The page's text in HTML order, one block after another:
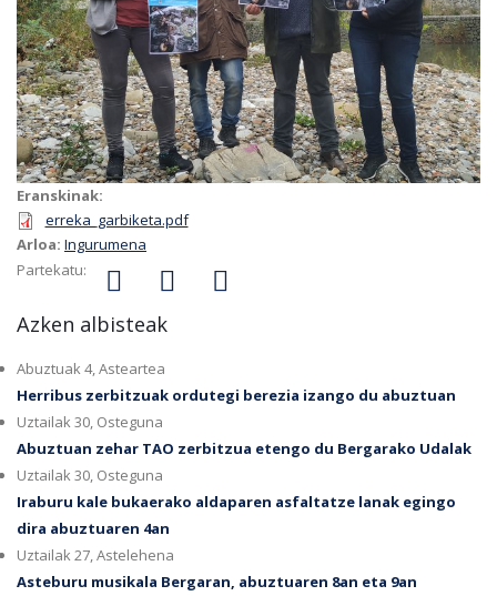
Eranskinak:
erreka_garbiketa.pdf
Arloa: Ingurumena
Partekatu:
Azken albisteak
Abuztuak 4, Asteartea
Herribus zerbitzuak ordutegi berezia izango du abuztuan
Uztailak 30, Osteguna
Abuztuan zehar TAO zerbitzua etengo du Bergarako Udalak
Uztailak 30, Osteguna
Iraburu kale bukaerako aldaparen asfaltatze lanak egingo
dira abuztuaren 4an
Uztailak 27, Astelehena
Asteburu musikala Bergaran, abuztuaren 8an eta 9an